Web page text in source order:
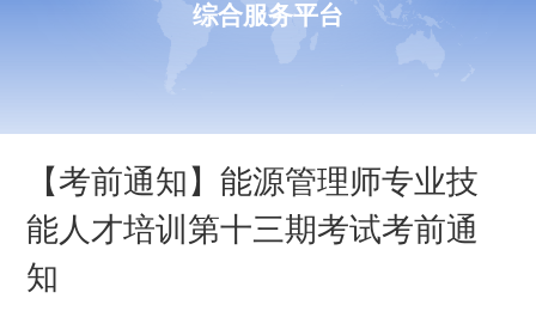
综合服务平台
【考前通知】能源管理师专业技
能人才培训第十三期考试考前通
知